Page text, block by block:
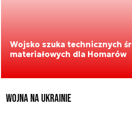
Wojsko szuka technicznych
materiałowych dla Homarów
Wojna na Ukrainie